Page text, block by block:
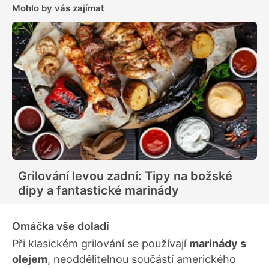
Mohlo by vás zajímat
Grilování levou zadní: Tipy na božské
dipy a fantastické marinády
Omáčka vše doladí
Při klasickém grilování se používají marinády s
olejem, neoddělitelnou součástí amerického